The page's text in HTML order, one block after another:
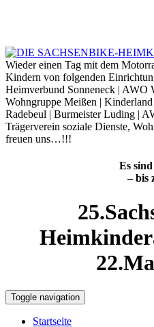
Wieder einen Tag mit dem
Kindern von folgenden
Heimverbund Sonneneck | AWO
Wohngruppe Meißen |
Radebeul | Burmeister Luding |
Trägerverein soziale Dienste,
freuen uns…!!!
Es
– bis
Toggle navigation
Startseite